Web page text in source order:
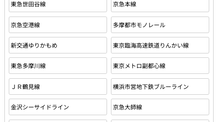
東急世田谷線 京急本線
京急空港線 多摩都市モノレール
新交通ゆりかもめ 東京臨海高速鉄道りんかい線
東急多摩川線 東京メトロ副都心線
ＪＲ鶴見線 横浜市営地下鉄ブルーライン
金沢シーサイドライン 京急大師線